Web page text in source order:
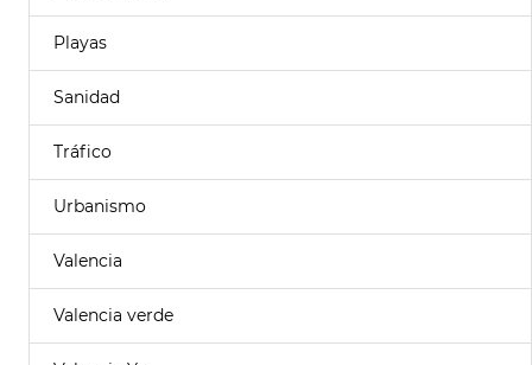
Playas
Sanidad
Tráfico
Urbanismo
Valencia
Valencia verde